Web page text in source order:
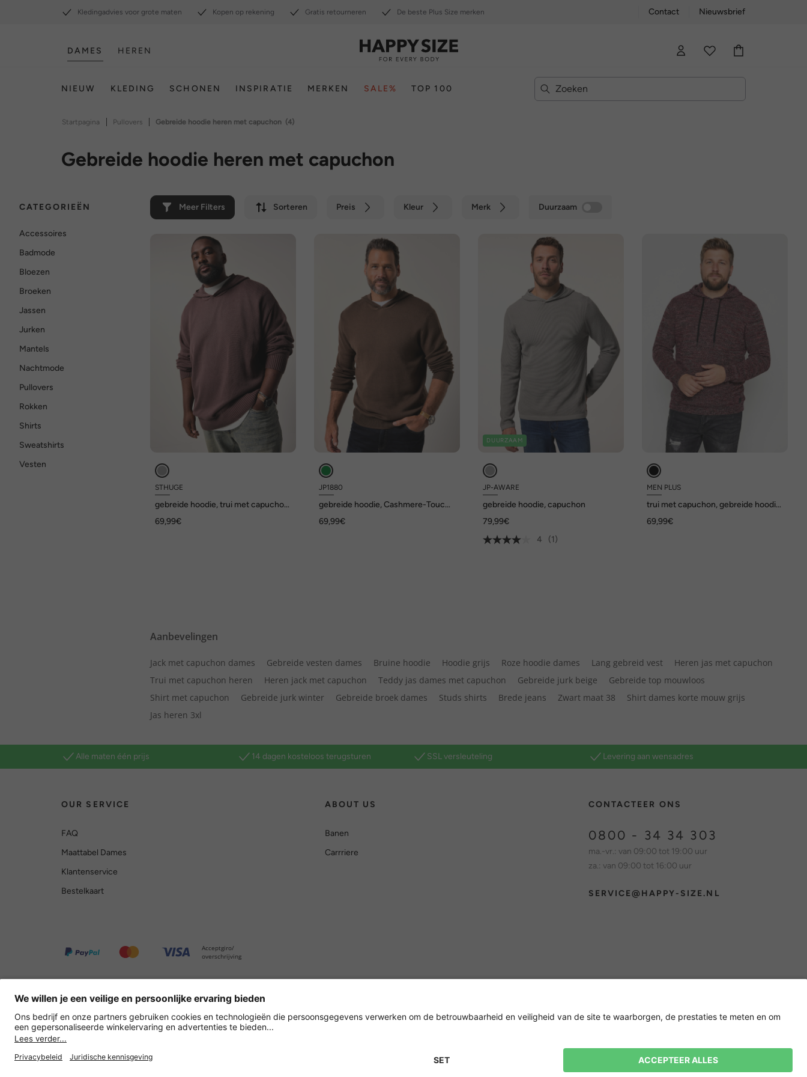
Kledingadvies voor grote maten Kopen op rekening Gratis retourneren De beste Plus Size merken Contact Nieuwsbrief
DAMES HEREN
NIEUW KLEDING SCHONEN INSPIRATIE MERKEN SALE% TOP 100
Startpagina | Pullovers | Gebreide hoodie heren met capuchon (4)
Gebreide hoodie heren met capuchon
CATEGORIEËN Meer Filters Sorteren Preis Kleur Merk Duurzaam
Accessoires
Badmode
Bloezen
Broeken
Jassen
Jurken
Mantels
Nachtmode
Pullovers
Rokken
Shirts
Sweatshirts
Vesten
STHUGE
gebreide hoodie, trui met capuchon,
69,99€
JP1880
gebreide hoodie, Cashmere-Touch
69,99€
DUURZAAM
JP-AWARE
gebreide hoodie, capuchon
79,99€
4
(1)
MEN PLUS
trui met capuchon, gebreide hoodie,
69,99€
Aanbevelingen
Jack met capuchon dames Gebreide vesten dames Bruine hoodie Hoodie grijs Roze hoodie dames Lang gebreid vest
Heren jas met capuchon
Trui met capuchon heren
Heren jack met capuchon Teddy jas dames met capuchon Gebreide jurk beige
Gebreide top mouwloos
Shirt met capuchon
Gebreide jurk winter Gebreide broek dames Studs shirts Brede jeans Zwart maat 38
Shirt dames korte mouw grijs
Jas heren 3xl
Alle maten één prijs 14 dagen kosteloos terugsturen SSL versleuteling Levering aan wensadres
OUR SERVICE
FAQ
Maattabel Dames
Klantenservice
Bestelkaart
ABOUT US
Banen
Carrriere
CONTACTEER ONS
0800 - 34 34 303
ma.-vr.: van 09:00 tot 19:00 uur
za.: van 09:00 tot 16:00 uur
SERVICE@HAPPY-SIZE.NL
Acceptgiro/
overschrijving
Nederland
Nieuwsbrief
bestelling! 👈
Aanmelden